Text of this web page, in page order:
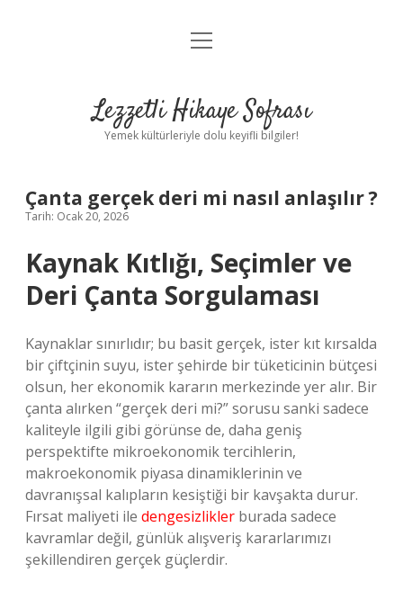
Anasayfa
Yasal Uyarı
menüyü
Lezzetli Hikaye Sofrası
Yemek kültürleriyle dolu keyifli bilgiler!
Çanta gerçek deri mi nasıl anlaşılır ?
Tarih: Ocak 20, 2026
Kaynak Kıtlığı, Seçimler ve
Deri Çanta Sorgulaması
Kaynaklar sınırlıdır; bu basit gerçek, ister kıt kırsalda
bir çiftçinin suyu, ister şehirde bir tüketicinin bütçesi
olsun, her ekonomik kararın merkezinde yer alır. Bir
çanta alırken “gerçek deri mi?” sorusu sanki sadece
kaliteyle ilgili gibi görünse de, daha geniş
perspektifte mikroekonomik tercihlerin,
makroekonomik piyasa dinamiklerinin ve
davranışsal kalıpların kesiştiği bir kavşakta durur.
Fırsat maliyeti ile dengesizlikler burada sadece
kavramlar değil, günlük alışveriş kararlarımızı
şekillendiren gerçek güçlerdir.